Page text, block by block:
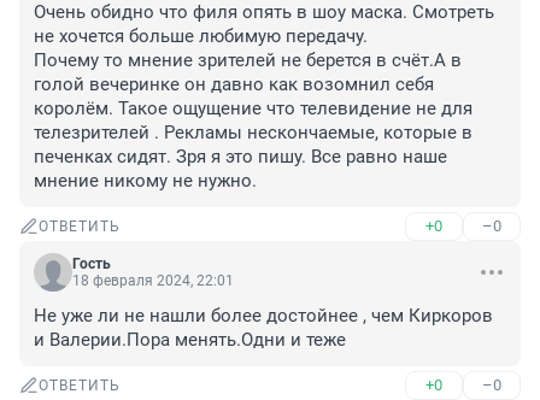
Очень обидно что филя опять в шоу маска. Смотреть
не хочется больше любимую передачу.
Почему то мнение зрителей не берется в счёт.А в
голой вечеринке он давно как возомнил себя
королём. Такое ощущение что телевидение не для
телезрителей . Рекламы нескончаемые, которые в
печенках сидят. Зря я это пишу. Все равно наше
мнение никому не нужно.
ОТВЕТИТЬ +0 –0
Гость
18 февраля 2024, 22:01
Не уже ли не нашли более достойнее , чем Киркоров
и Валерии.Пора менять.Одни и теже
ОТВЕТИТЬ +0 –0